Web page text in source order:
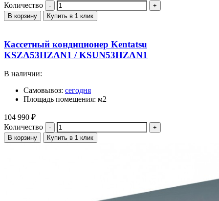
Количество
В корзину Купить в 1 клик
Кассетный кондиционер Kentatsu
KSZA53HZAN1 / KSUN53HZAN1
В наличии:
Самовывоз: сегодня
Площадь помещения: м2
104 990 ₽
Количество
В корзину Купить в 1 клик